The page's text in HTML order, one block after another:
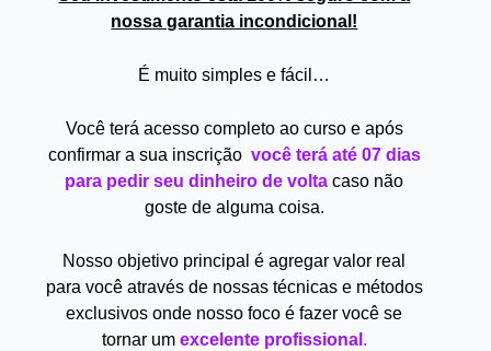
nossa garantia incondicional!
É muito simples e fácil…
Você terá acesso completo ao curso e após
confirmar a sua inscrição, você terá até 07 dias
para pedir seu dinheiro de volta caso não
goste de alguma coisa.
Nosso objetivo principal é agregar valor real
para você através de nossas técnicas e métodos
exclusivos onde nosso foco é fazer você se
tornar um excelente profissional .